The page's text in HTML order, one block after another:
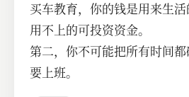
买车教育，你的钱是用来生
用不上的可投资资金。
第二，你不可能把所有时间
要上班。